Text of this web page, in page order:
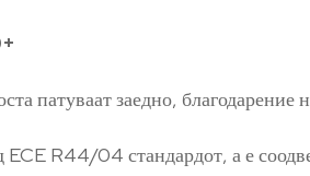
патуваат заедно, благодарение
R44/04 стандардот, а е